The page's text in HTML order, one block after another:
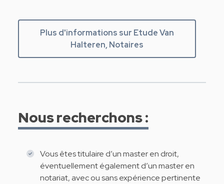
Plus d'informations sur Etude Van
Halteren, Notaires
Nous recherchons :
Vous êtes titulaire d’un master en droit,
éventuellement également d’un master en
notariat, avec ou sans expérience pertinente